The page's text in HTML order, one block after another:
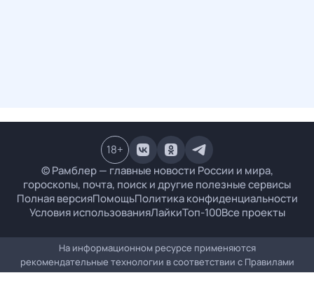
© Рамблер — главные новости России и мира,
гороскопы, почта, поиск и другие полезные сервисы
Полная версияПомощьПолитика конфиденциальности
Условия использованияЛайкиТоп-100Все проекты
18+
На информационном ресурсе применяются
рекомендательные технологии в соответствии с Правилами